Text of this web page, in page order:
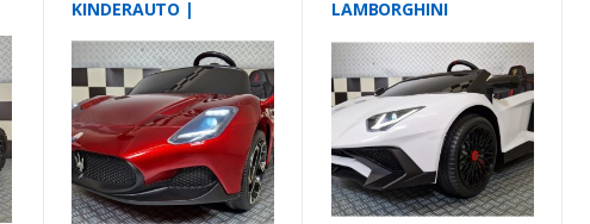
KINDERAUTO |
VOLT | 2 PERSOONS |
ROOD
LAMBORGHINI
VOLT